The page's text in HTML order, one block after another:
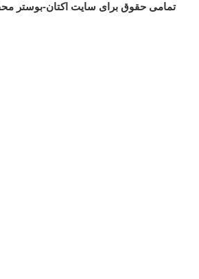
©تمامی حقوق برای سایت اکتان-بوستر